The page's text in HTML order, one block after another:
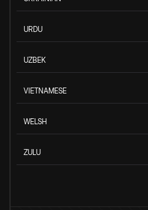
URDU
UZBEK
VIETNAMESE
WELSH
ZULU